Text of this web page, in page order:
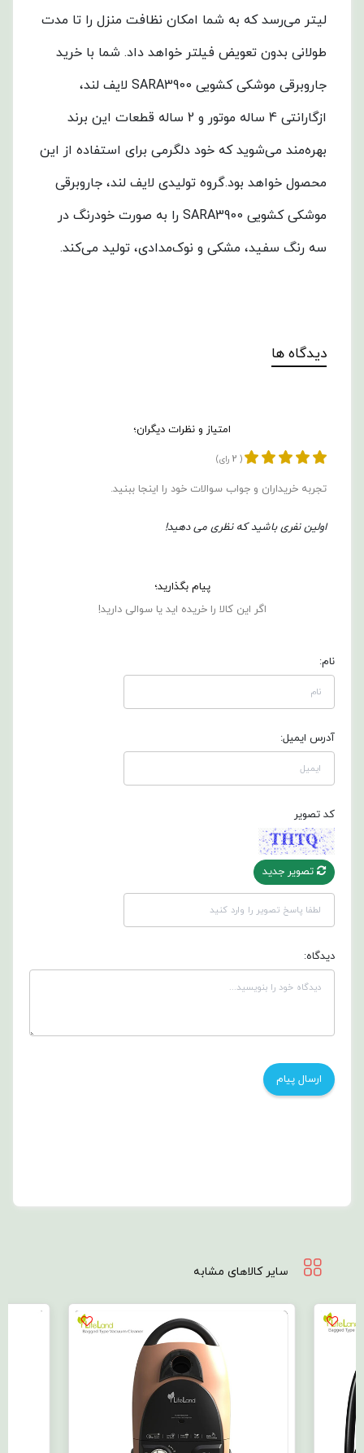
لیتر می‌رسد که به شما امکان نظافت منزل را تا مدت
طولانی بدون تعویض فیلتر خواهد داد. شما با خرید
جاروبرقی موشکی کشویی SARA3900 لایف ‌لند،
ازگارانتی 4 ساله موتور و 2 ساله قطعات این برند
بهره‌مند می‌شوید که خود دلگرمی برای استفاده از این
محصول خواهد بود.گروه تولیدی لایف ‌لند، جاروبرقی
موشکی کشویی SARA3900 را به صورت خودرنگ در
سه رنگ سفید، مشکی و نوک‌مدادی، تولید می‌کند.
دیدگاه ها
امتیاز و نظرات دیگران؛
(
2 رای)
تجربه خریداران و جواب سوالات خود را اینجا ببنید.
اولین نفری باشید که نظری می دهید!
پیام بگذارید؛
اگر این کالا را خریده اید یا سوالی دارید!
نام:
آدرس ایمیل:
کد تصویر
تصویر جدید
دیدگاه:
سایر کالاهای مشابه